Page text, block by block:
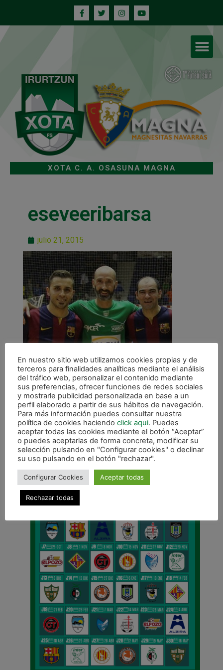
XOTA C. A. OSASUNA MAGNA
eseveeribarsa
julio 21, 2015
ANTERIOR
Javi Eseverri iniciará su 21ª temporada el 10 de agosto
CALENDARIO DE LIGA
En nuestro sitio web utilizamos cookies propias y de
terceros para finalidades analíticas mediante el análisis
del tráfico web, personalizar el contenido mediante
sus preferencias, ofrecer funciones de redes sociales
y mostrarle publicidad personalizada en base a un
perfil elaborado a partir de sus hábitos de navegación.
Para más información puedes consultar nuestra
política de cookies haciendo click aqui. Puedes
aceptar todas las cookies mediante el botón “Aceptar”
o puedes aceptarlas de forma concreta, modificar su
selección pulsando en "Configurar cookies" o declinar
su uso pulsando en el botón "rechazar".
Configurar Cookies Aceptar todas
Rechazar todas